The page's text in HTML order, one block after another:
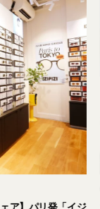
ア】パリ発「イジ